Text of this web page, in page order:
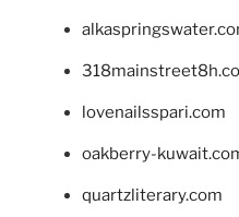
lovenailsspari.com
oakberry-
quartzliterary.com